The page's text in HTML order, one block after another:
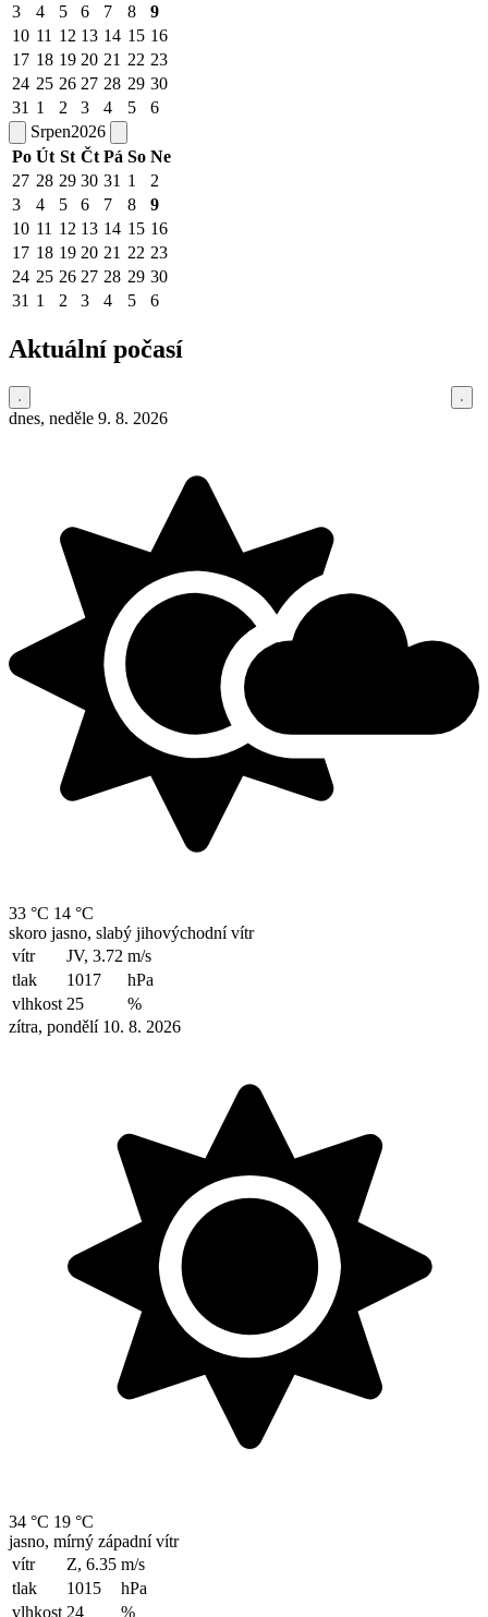
3
4 5 6 7 8
9
10 11 12 13 14 15 16
17 18 19 20 21 22 23
24 25 26 27 28 29 30
31 1 2 3 4 5
6
Srpen2026
Po Út St Čt Pá So Ne
27 28 29 30 31 1
2
3
4 5 6 7 8
9
10 11 12 13 14 15 16
17 18 19 20 21 22 23
24 25 26 27 28 29 30
31 1 2 3 4 5 6
Aktuální počasí
dnes, neděle 9. 8. 2026
33 °C 14 °C
skoro jasno, slabý jihovýchodní vítr
vítr
JV, 3.72 m/s
tlak
1017
hPa
vlhkost 25
%
zítra, pondělí 10. 8. 2026
34 °C 19 °C
jasno, mírný západní vítr
vítr
Z, 6.35 m/s
tlak
1015
hPa
vlhkost 24 %